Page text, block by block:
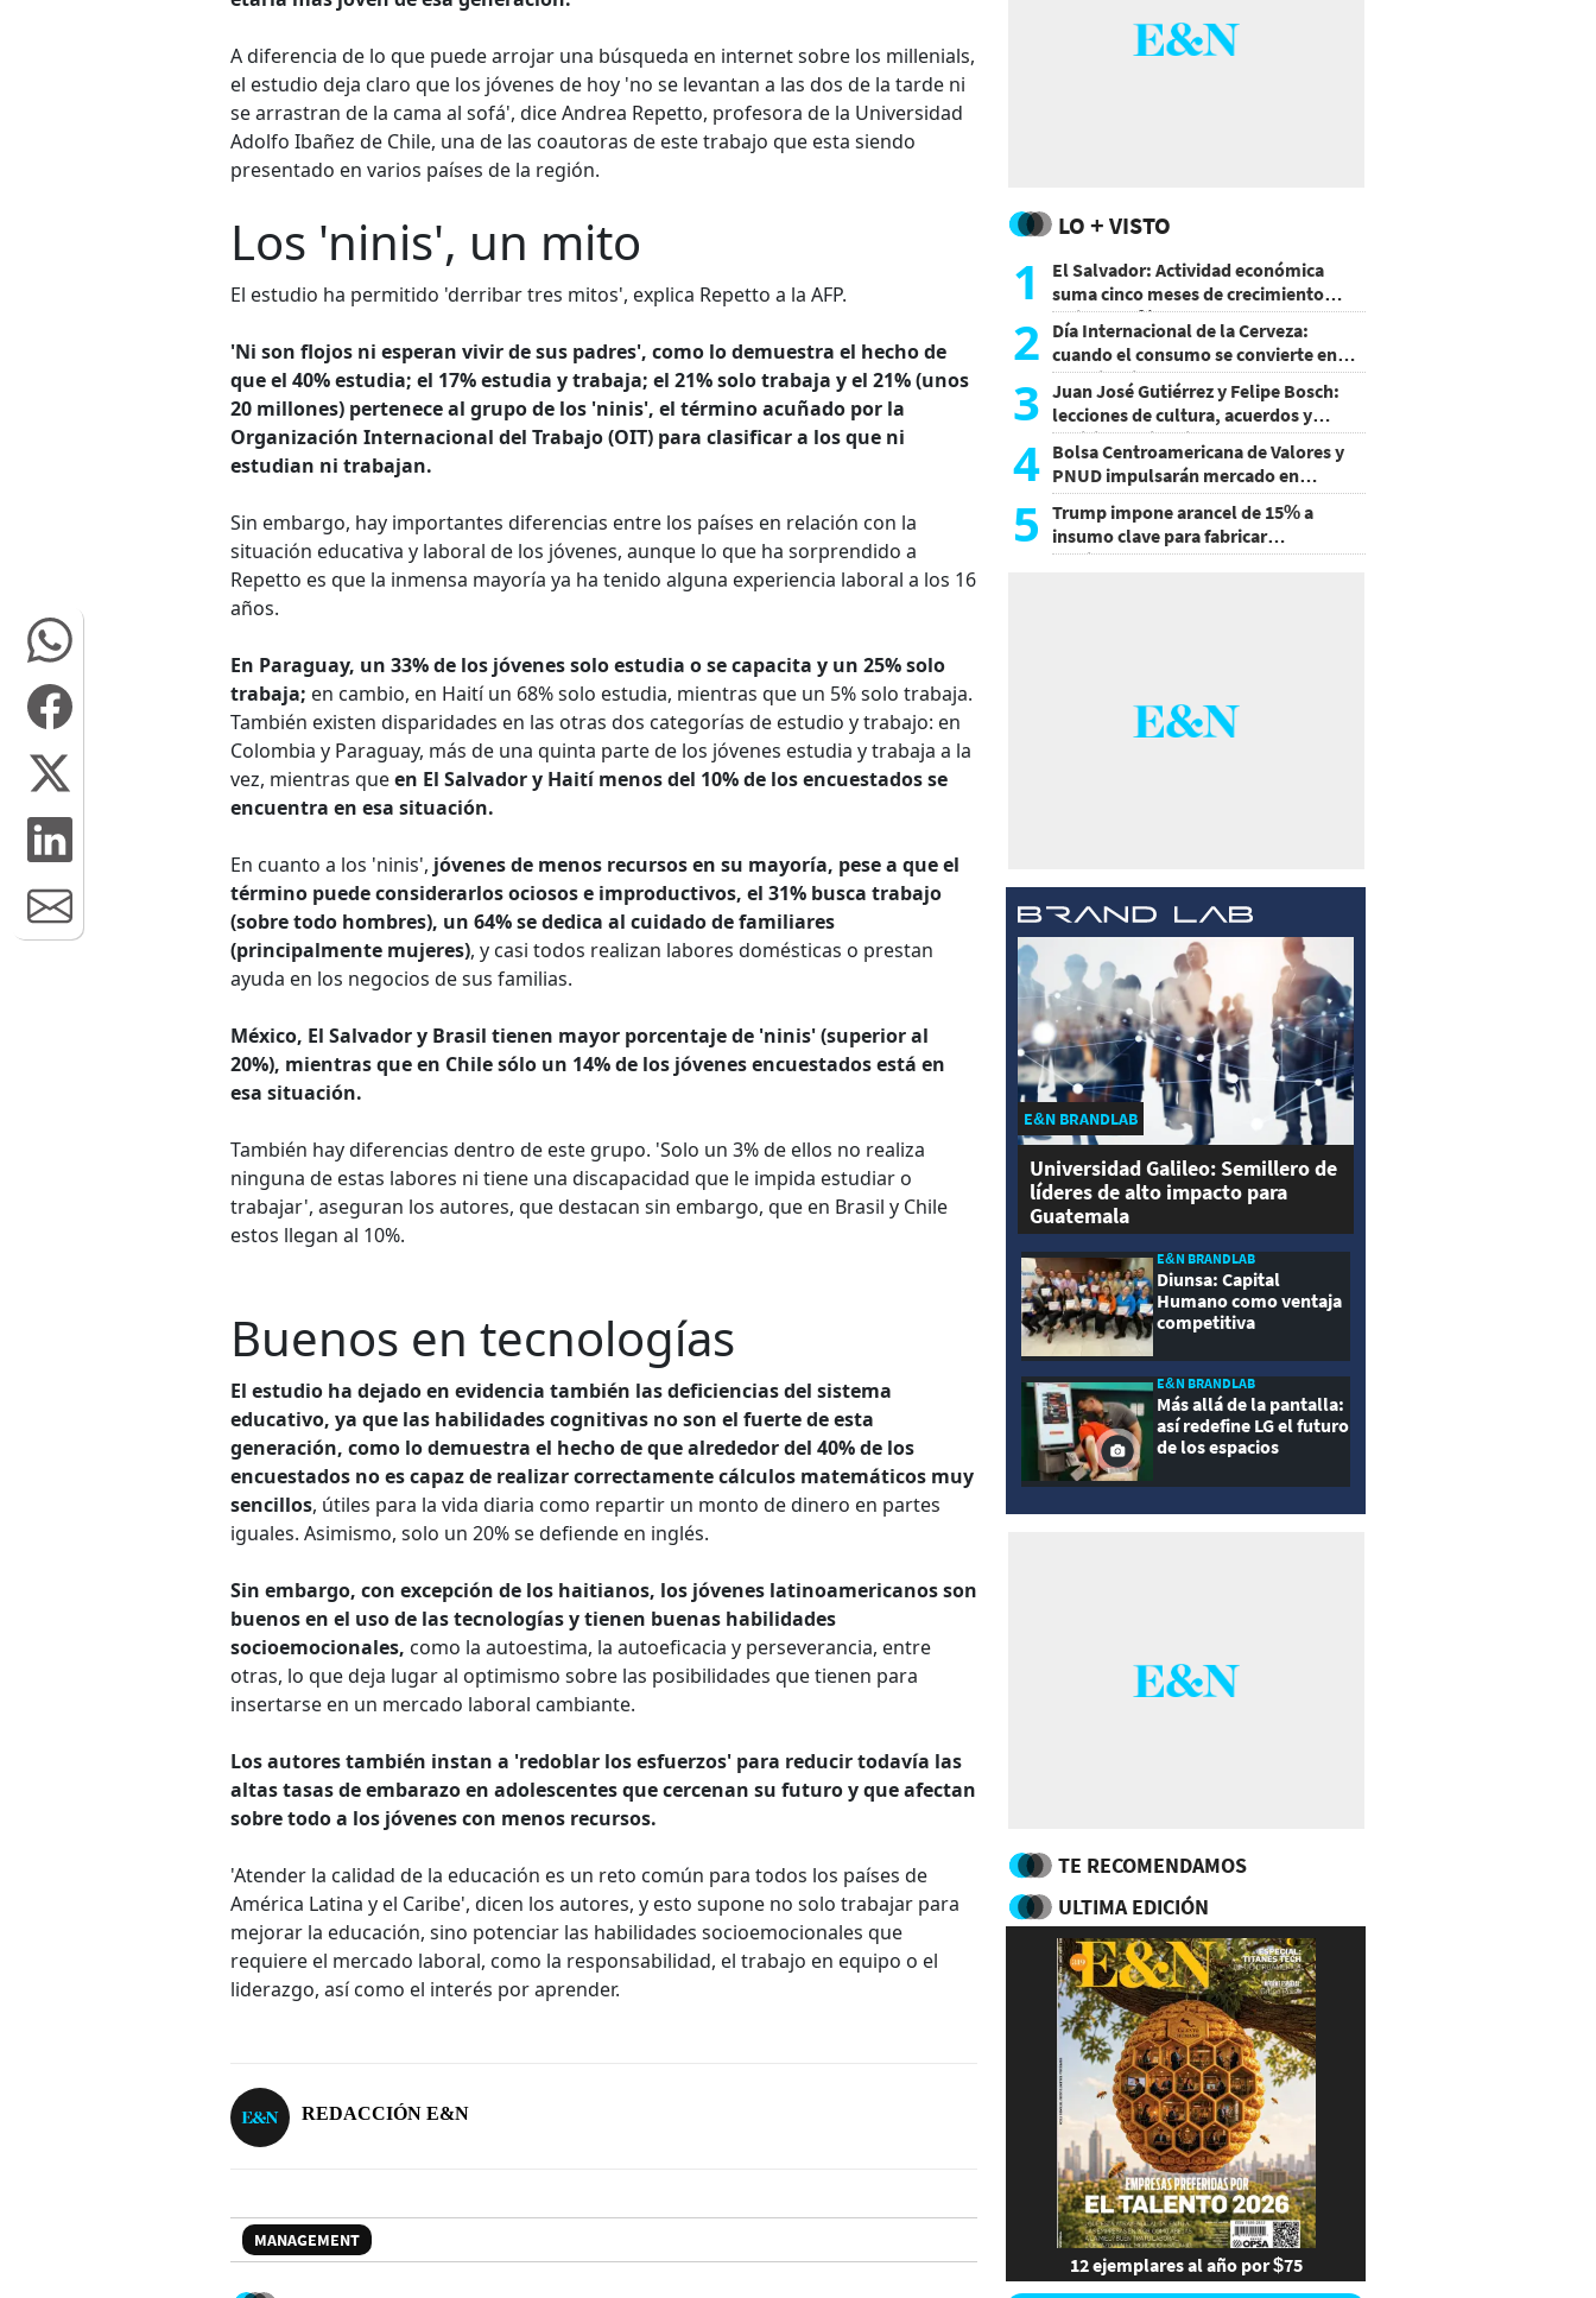
A diferencia de lo que puede arrojar una búsqueda en internet sobre los millenials,
el estudio deja claro que los jóvenes de hoy 'no se levantan a las dos de la tarde ni
se arrastran de la cama al sofá', dice Andrea Repetto, profesora de la Universidad
Adolfo Ibañez de Chile, una de las coautoras de este trabajo que esta siendo
presentado en varios países de la región.
Los 'ninis', un mito
El estudio ha permitido 'derribar tres mitos', explica Repetto a la AFP.
'Ni son flojos ni esperan vivir de sus padres', como lo demuestra el hecho de
que el 40% estudia; el 17% estudia y trabaja; el 21% solo trabaja y el 21% (unos
20 millones) pertenece al grupo de los 'ninis', el término acuñado por la
Organización Internacional del Trabajo (OIT) para clasificar a los que ni
estudian ni trabajan.
Sin embargo, hay importantes diferencias entre los países en relación con la
situación educativa y laboral de los jóvenes, aunque lo que ha sorprendido a
Repetto es que la inmensa mayoría ya ha tenido alguna experiencia laboral a los 16
años.
En Paraguay, un 33% de los jóvenes solo estudia o se capacita y un 25% solo
trabaja; en cambio, en Haití un 68% solo estudia, mientras que un 5% solo trabaja.
También existen disparidades en las otras dos categorías de estudio y trabajo: en
Colombia y Paraguay, más de una quinta parte de los jóvenes estudia y trabaja a la
vez, mientras queen El Salvador y Haití menos del 10% de los encuestados se
encuentra en esa situación.
En cuanto a los 'ninis', jóvenes de menos recursos en su mayoría, pese a que el
término puede considerarlos ociosos e improductivos, el 31% busca trabajo
(sobre todo hombres), un 64% se dedica al cuidado de familiares
(principalmente mujeres), y casi todos realizan labores domésticas o prestan
ayuda en los negocios de sus familias.
México, El Salvador y Brasil tienen mayor porcentaje de 'ninis' (superior al
20%), mientras que en Chile sólo un 14% de los jóvenes encuestados está en
esa situación.
También hay diferencias dentro de este grupo. 'Solo un 3% de ellos no realiza
ninguna de estas labores ni tiene una discapacidad que le impida estudiar o
trabajar', aseguran los autores, que destacan sin embargo, que en Brasil y Chile
estos llegan al 10%.
Buenos en tecnologías
El estudio ha dejado en evidencia también las deficiencias del sistema
educativo, ya que las habilidades cognitivas no son el fuerte de esta
generación, como lo demuestra el hecho de que alrededor del 40% de los
encuestados no es capaz de realizar correctamente cálculos matemáticos muy
sencillos, útiles para la vida diaria como repartir un monto de dinero en partes
iguales. Asimismo, solo un 20% se defiende en inglés.
Sin embargo, con excepción de los haitianos, los jóvenes latinoamericanos son
buenos en el uso de las tecnologías y tienen buenas habilidades
socioemocionales, como la autoestima, la autoeficacia y perseverancia, entre
otras, lo que deja lugar al optimismo sobre las posibilidades que tienen para
insertarse en un mercado laboral cambiante.
Los autores también instan a 'redoblar los esfuerzos' para reducir todavía las
altas tasas de embarazo en adolescentes que cercenan su futuro y que afectan
sobre todo a los jóvenes con menos recursos.
'Atender la calidad de la educación es un reto común para todos los países de
América Latina y el Caribe', dicen los autores, y esto supone no solo trabajar para
mejorar la educación, sino potenciar las habilidades socioemocionales que
requiere el mercado laboral, como la responsabilidad, el trabajo en equipo o el
liderazgo, así como el interés por aprender.
REDACCIÓN E&N
MANAGEMENT
LO + VISTO
1
El Salvador: Actividad económica
suma cinco meses de crecimiento
arriba de 4%
2 Día Internacional de la Cerveza:
cuando el consumo se convierte en
experiencia
3 Juan José Gutiérrez y Felipe Bosch:
lecciones de cultura, acuerdos y
decisiones sin miedo
4 Bolsa Centroamericana de Valores y
PNUD impulsarán mercado en
Honduras
5
Trump impone arancel de 15% a
insumo clave para fabricar
semiconductores y paneles
E&N BRANDLAB
Universidad Galileo: Semillero de
líderes de alto impacto para
Guatemala
E&N BRANDLAB
Diunsa: Capital
Humano como ventaja
competitiva
E&N BRANDLAB
Más allá de la pantalla:
así redefine LG el futuro
de los espacios
TE RECOMENDAMOS
ULTIMA EDICIÓN
12 ejemplares al año por $75